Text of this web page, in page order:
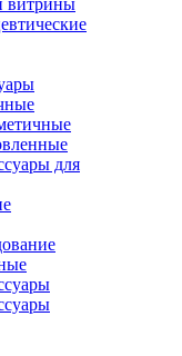
витрины
для